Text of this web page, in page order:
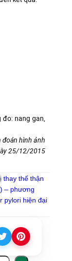
nang gan,
đoán hình ảnh
25/12/2015
thay thế thận
– phương
pylori hiện đại